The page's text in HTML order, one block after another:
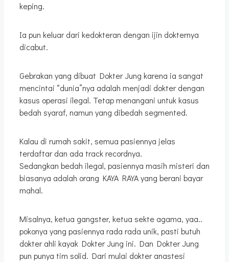
keping.
Ia pun keluar dari kedokteran dengan ijin dokternya
dicabut.
Gebrakan yang dibuat Dokter Jung karena ia sangat
mencintai “dunia”nya adalah menjadi dokter dengan
kasus operasi ilegal. Tetap menangani untuk kasus
bedah syaraf, namun yang dibedah segmented.
Kalau di rumah sakit, semua pasiennya jelas
terdaftar dan ada track recordnya.
Sedangkan bedah ilegal, pasiennya masih misteri dan
biasanya adalah orang KAYA RAYA yang berani bayar
mahal.
Misalnya, ketua gangster, ketua sekte agama, yaa..
pokonya yang pasiennya rada rada unik, pasti butuh
dokter ahli kayak Dokter Jung ini. Dan Dokter Jung
pun punya tim solid. Dari mulai dokter anastesi